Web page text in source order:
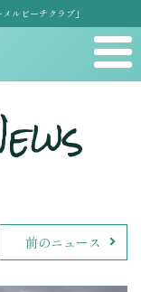
ルビーチクラブ」
前のニュース